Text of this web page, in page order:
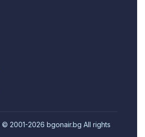
© 2001-2026 bgonair.bg All rights